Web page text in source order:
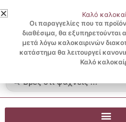
στο
περιεχόμενο
3 ΔΟΣΕΙΣ ΧΩΡΙΣ
...
Blog
Καλό
Οι παραγγελίες που τα
διαθέσιμα, θα εξυπηρετούνται
μετά λόγω καλοκαιρινών
κατάστημα θα λειτουργεί
Καλό